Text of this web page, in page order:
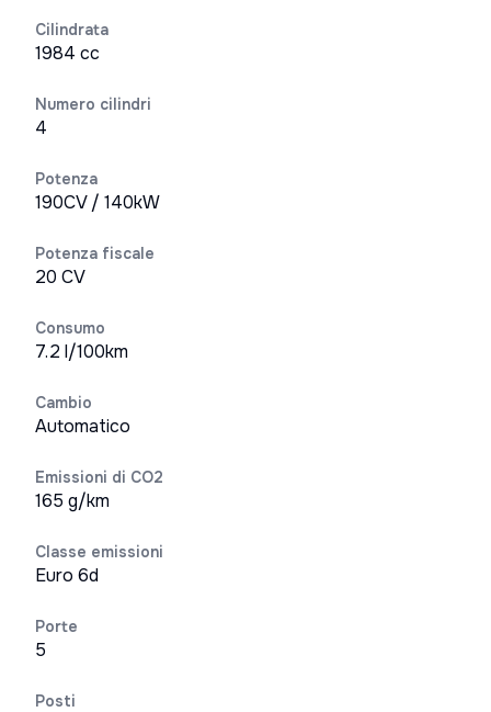
Cilindrata
1984 cc
Numero cilindri
4
Potenza
190CV / 140kW
Potenza fiscale
20 CV
Consumo
7.2 l/100km
Cambio
Automatico
Emissioni di CO2
165 g/km
Classe emissioni
Euro 6d
Porte
5
Posti